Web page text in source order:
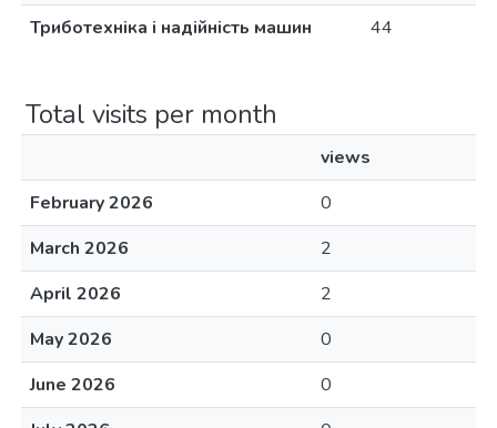
Триботехніка і надійність машин
44
Total visits per month
views
February 2026
0
March 2026
2
April 2026
2
May 2026
0
June 2026
0